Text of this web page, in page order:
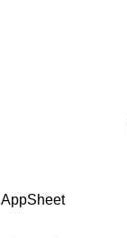
AppSheet